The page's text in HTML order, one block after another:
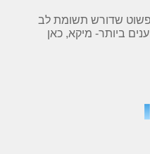
פשוט שדורש תשומת לב
ביותר- מיקא, כאן